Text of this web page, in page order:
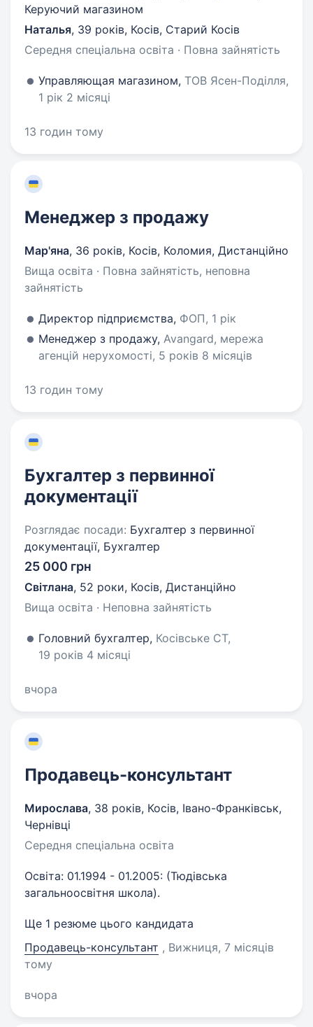
Керуючий магазином
Наталья, 39 років, Косів, Старий Косів
Середня спеціальна освіта · Повна зайнятість
Управляющая магазином, ТОВ Ясен-Поділля,
1 рік 2 місяці
13 годин тому
Менеджер з продажу
Мар'яна, 36 років, Косів, Коломия, Дистанційно
Вища освіта · Повна зайнятість, неповна
зайнятість
Директор підприємства, ФОП, 1 рік
Менеджер з продажу, Avangard, мережа
агенцій нерухомості, 5 років 8 місяців
13 годин тому
Бухгалтер з первинної
документації
Розглядає посади: Бухгалтер з первинної
документації, Бухгалтер
25 000 грн
Світлана, 52 роки, Косів, Дистанційно
Вища освіта · Неповна зайнятість
Головний бухгалтер, Косівське СТ,
19 років 4 місяці
вчора
Продавець-консультант
Мирослава, 38 років, Косів, Івано-Франківськ,
Чернівці
Середня спеціальна освіта
Освіта: 01.1994 - 01.2005: (Тюдівська
загальноосвітня школа).
Ще 1 резюме цього кандидата
Продавець-консультант , Вижниця, 7 місяців
тому
вчора